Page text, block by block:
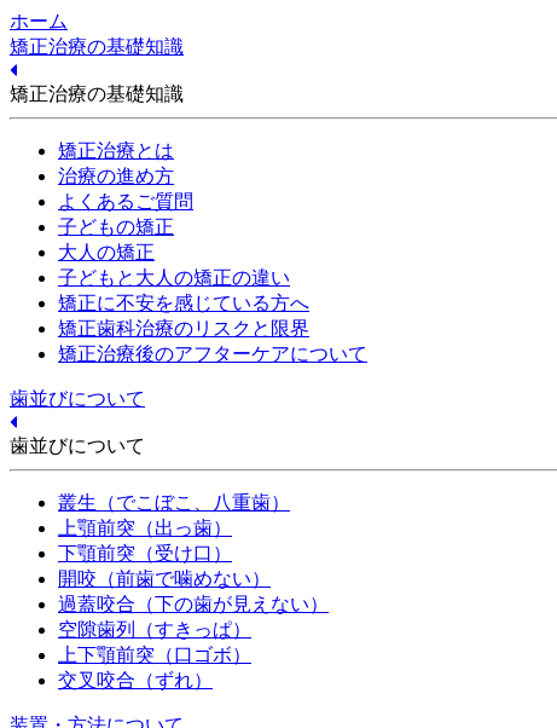
ホーム
矯正治療の基礎知識
矯正治療の基礎知識
矯正治療とは
治療の進め方
よくあるご質問
子どもの矯正
大人の矯正
子どもと大人の矯正の違い
矯正に不安を感じている方へ
矯正歯科治療のリスクと限界
矯正治療後のアフターケアについて
歯並びについて
歯並びについて
叢生（でこぼこ、八重歯）
上顎前突（出っ歯）
下顎前突（受け口）
開咬（前歯で噛めない）
過蓋咬合（下の歯が見えない）
空隙歯列（すきっぱ）
上下顎前突（口ゴボ）
交叉咬合（ずれ）